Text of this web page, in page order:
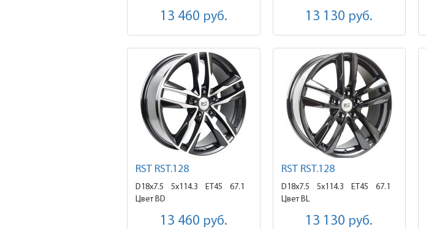
13 460 руб. 13 130 руб.
RST RST.128
D18x7.5 5x114.3 ET45
67.1
Цвет BD
13 460 руб.
RST RST.128
D18x7.5 5x114.3 ET45
67.1
Цвет BL
13 130 руб.